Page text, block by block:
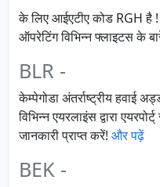
के लिए आईएटीए कोड RGH है !
ऑपरेटिंग विभिन्न फ्लाइटस के
BLR -
केम्पेगोडा अंतर्राष्ट्रीय हवाई
विभिन्न एयरलाइंस द्वारा
जानकारी प्राप्त करें! और पढ़ें
BEK -